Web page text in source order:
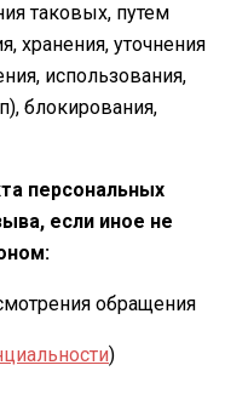
таковых, путем
хранения, уточнения
использования,
блокирования,
персональных
если иное не
обращения
)